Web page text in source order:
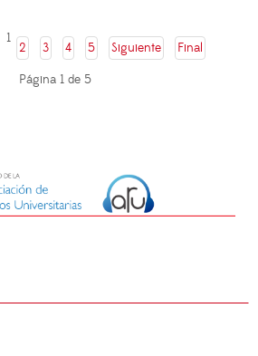
1
2 3 4 5 Siguiente
Final
Página 1 de 5